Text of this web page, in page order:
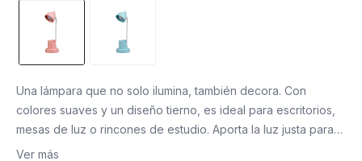
Una lámpara que no solo ilumina, también decora. Con
colores suaves y un diseño tierno, es ideal para escritorios,
mesas de luz o rincones de estudio. Aporta la luz justa para
leer o hacer tareas y, al mismo tiempo, suma un toque cute
Ver más